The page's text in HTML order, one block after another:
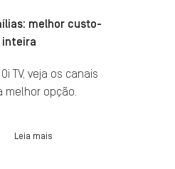
melhor custo-
inteira
TV, veja os canais
melhor opção.
Leia mais